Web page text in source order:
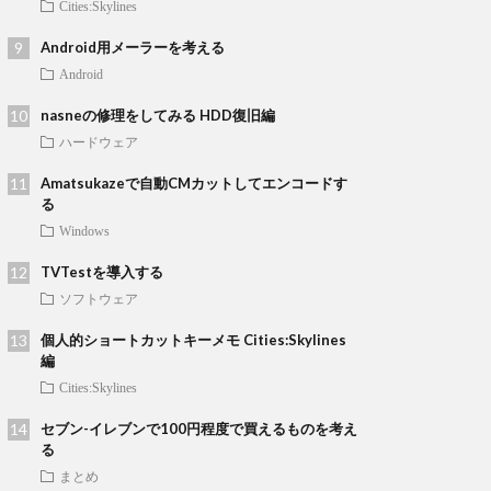
Cities:Skylines
Android用メーラーを考える
Android
nasneの修理をしてみる HDD復旧編
ハードウェア
Amatsukazeで自動CMカットしてエンコードす
る
Windows
TVTestを導入する
ソフトウェア
個人的ショートカットキーメモ Cities:Skylines
編
Cities:Skylines
セブン-イレブンで100円程度で買えるものを考え
る
まとめ